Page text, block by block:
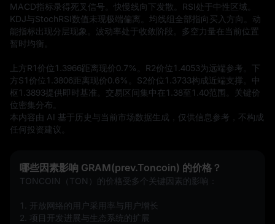
MACD指标录得死叉信号。快慢线向下发散。RSI处于中性区域。
KDJ与StochRSI数值未现极端偏离。均线组全部指向买入方向。动
能指标出现分层现象。波动率处于收敛阶段。多空力量在当前位置
暂时均衡。
上方R1价位1.3966距离现价0.7%。R2价位1.4053为远端参考。下
方S1价位1.3806距离现价0.6%。S2价位1.3733构成近端支撑。中
枢1.3893提供即时基准。交易区间集中在1.38至1.40范围。关键价
位密集分布。
本内容由 AI 基于历史与当前市场数据生成，仅供信息参考，不构成
任何投资建议。
哪些因素影响 GRAM(prev.Toncoin) 的价格？
TONCOIN（TON）的价格受多个关键因素的影响：
1. 开放网络的用户采用率与用户增长
2. 项目开发进展与生态系统的扩展